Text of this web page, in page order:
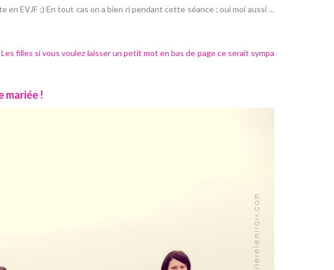
en EVJF ;) En tout cas on a bien ri pendant cette séance ; oui moi aussi …
Les filles si vous voulez laisser un petit mot en bas de page ce serait sympa
mariée !